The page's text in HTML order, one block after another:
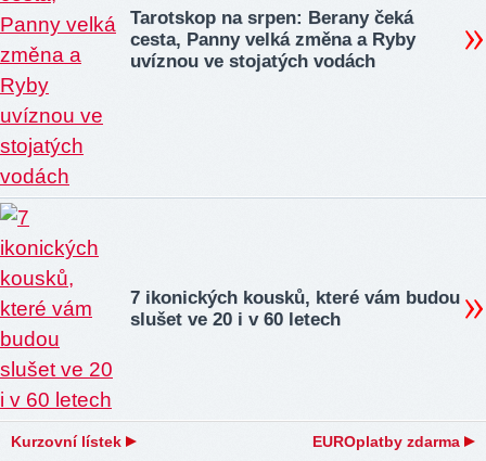
Tarotskop na srpen: Berany čeká
cesta, Panny velká změna a Ryby
uvíznou ve stojatých vodách
7 ikonických kousků, které vám budou
slušet ve 20 i v 60 letech
Kurzovní lístek EUROplatby zdarma